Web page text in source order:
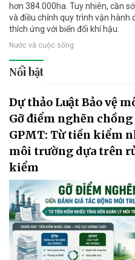
hơn 384.000ha. Tuy nhiên, cần
và điều chỉnh quy trình vận hành
thích ứng với biến đổi khí hậu.
Nước và cuộc sống
Nổi bật
Dự thảo Luật Bảo vệ
Gỡ điểm nghẽn
GPMT: Từ tiền kiểm
môi trường dựa trên
kiểm